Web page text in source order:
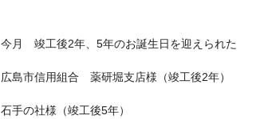
今月 竣工後2年、5年のお誕生日を迎えられた
広島市信用組合 薬研堀支店様（竣工後2年）
石手の社様（竣工後5年）